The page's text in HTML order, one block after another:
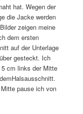
hat. Wegen der
die Jacke werden
zeigen meine
dem ersten
auf der Unterlage
gesteckt. Ich
cm links der Mitte
pause ich von